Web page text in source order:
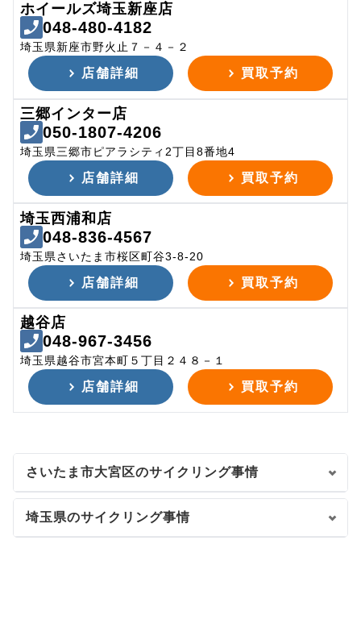
ホイールズ埼玉新座店
048-480-4182
埼玉県新座市野火止７－４－２
店舗詳細 買取予約
三郷インター店
050-1807-4206
埼玉県三郷市ピアラシティ2丁目8番地4
店舗詳細 買取予約
埼玉西浦和店
048-836-4567
埼玉県さいたま市桜区町谷3-8-20
店舗詳細 買取予約
越谷店
048-967-3456
埼玉県越谷市宮本町５丁目２４８－１
店舗詳細 買取予約
さいたま市大宮区のサイクリング事情
埼玉県のサイクリング事情